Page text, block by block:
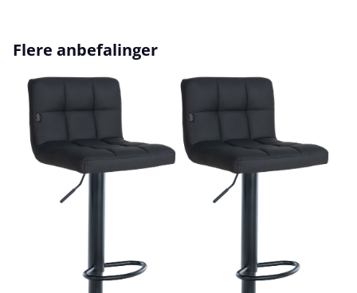
Hopp over produktgalleri
Flere anbefalinger